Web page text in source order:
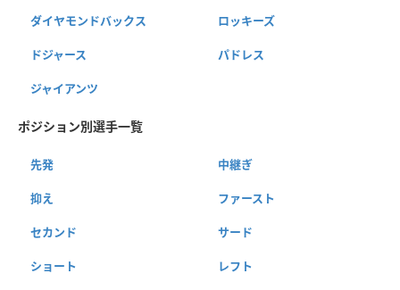
ダイヤモンドバックス ロッキーズ
ドジャース パドレス
ジャイアンツ
ポジション別選手一覧
先発 中継ぎ
抑え ファースト
セカンド サード
ショート レフト